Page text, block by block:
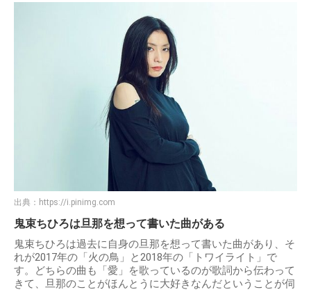
出典： https://i.pinimg.com
鬼束ちひろは旦那を想って書いた曲がある
鬼束ちひろは過去に自身の旦那を想って書いた曲があり、そ
れが2017年の「火の鳥」と2018年の「トワイライト」で
す。どちらの曲も「愛」を歌っているのが歌詞から伝わって
きて、旦那のことがほんとうに大好きなんだということが伺